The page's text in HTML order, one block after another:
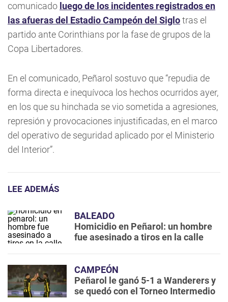
comunicado luego de los incidentes registrados en
las afueras del Estadio Campeón del Siglotras el
partido ante Corinthians por la fase de grupos de la
Copa Libertadores.
En el comunicado, Peñarol sostuvo que “repudia de
forma directa e inequívoca los hechos ocurridos ayer,
en los que su hinchada se vio sometida a agresiones,
represión y provocaciones injustificadas, en el marco
del operativo de seguridad aplicado por el Ministerio
del Interior”.
LEE ADEMÁS
BALEADO
Homicidio en Peñarol: un hombre
fue asesinado a tiros en la calle
CAMPEÓN
Peñarol le ganó 5-1 a Wanderers y
se quedó con el Torneo Intermedio